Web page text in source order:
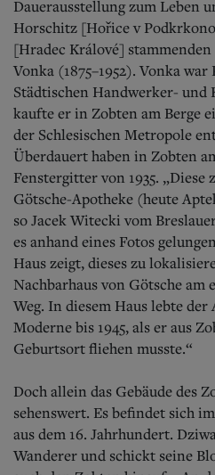
Dauerausstellung zum Leben
Horschitz [Hořice v
[Hradec Králové]
Vonka (1875–1952). Vonka
Städtischen Handwerker- und
kaufte er in Zobten am Berge
der Schlesischen Metropole
Überdauert haben in Zobten
Fenstergitter von 1935.
Götsche-Apotheke (heute
so Jacek Witecki vom
es anhand eines Fotos
Haus zeigt, dieses zu
Nachbarhaus von Götsche
Weg. In diesem Haus lebte
Moderne bis 1945, als er aus
Geburtsort fliehen musste.“
Doch allein das Gebäude des
sehenswert. Es befindet sich
aus dem 16. Jahrhundert.
Wanderer und schickt seine